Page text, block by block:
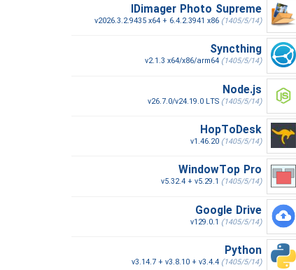
IDimager Photo Supreme
v2026.3.2.9435 x64 + 6.4.2.3941 x86 (1405/5/14)
Syncthing
v2.1.3 x64/x86/arm64 (1405/5/14)
Node.js
v26.7.0/v24.19.0 LTS (1405/5/14)
HopToDesk
v1.46.20 (1405/5/14)
WindowTop Pro
v5.32.4 + v5.29.1 (1405/5/14)
Google Drive
v129.0.1 (1405/5/14)
Python
v3.14.7 + v3.8.10 + v3.4.4 (1405/5/14)